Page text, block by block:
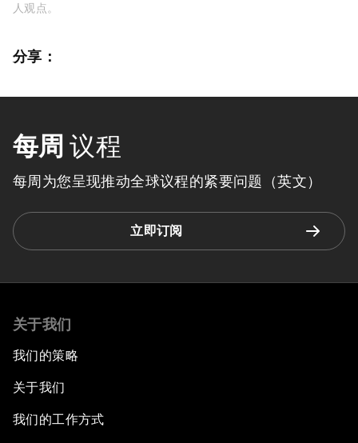
人观点。
分享：
每周 议程
每周为您呈现推动全球议程的紧要问题（英文）
立即订阅
关于我们
我们的策略
关于我们
我们的工作方式